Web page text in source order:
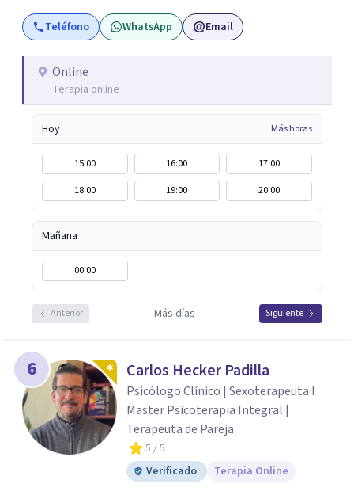
relacionarnos. Mi misión es ofrecer un espacio de
acompañamiento en salud mental basado en la
cada persona. Integro conocimientos y herramientas de
la psicología con un enfoque informado en trauma para
ayudar a mis clientes a comprender sus conflictos
internos, fortalecer sus recursos personales, desarrollar
nuevas estrategias de afrontamiento y avanzar con
mayor claridad, resiliencia y bienestar. Creo
profundamente en la autoconciencia como un camino
fundamental para la transformación personal y para
construir una vida más auténtica y significativa.
Teléfono WhatsApp Email
Online
Terapia online
Hoy Más horas
15:00 16:00
17:00
18:00
19:00 20:00
Mañana
00:00
Anterior Más días Siguiente
6 Carlos Hecker Padilla
Psicólogo Clínico | Sexoterapeuta I
Master Psicoterapia Integral |
Terapeuta de Pareja
5 / 5
Verificado
Terapia Online